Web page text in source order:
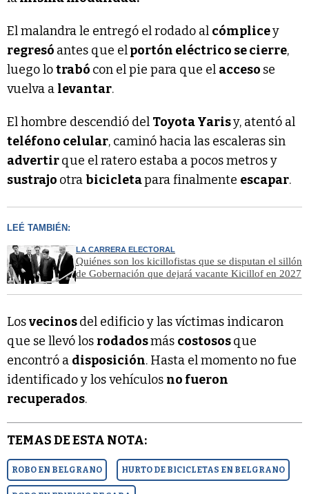
El malandra le entregó el rodado al cómplicey
regresó antes que elportón eléctrico se cierre,
luego lotrabó con el pie para que el acceso se
vuelva a levantar.
El hombre descendió del Toyota Yarisy, atentó al
teléfono celular, caminó hacia las escaleras sin
advertirque el ratero estaba a pocos metros y
sustrajo otrabicicletapara finalmente escapar.
LEÉ TAMBIÉN:
LA CARRERA ELECTORAL
Quiénes son los kicillofistas que se disputan el sillón
de Gobernación que dejará vacante Kicillof en 2027
Losvecinosdel edificio y las víctimas indicaron
que se llevó los rodadosmás costososque
encontró a disposición. Hasta el momento no fue
identificado y los vehículos no fueron
recuperados.
TEMAS DE ESTA NOTA:
ROBO EN BELGRANO HURTO DE BICICLETAS EN BELGRANO